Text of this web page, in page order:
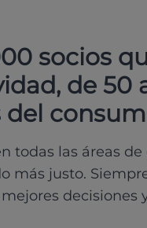
socios
de 50
del
todas las áreas
más justo.
decisiones